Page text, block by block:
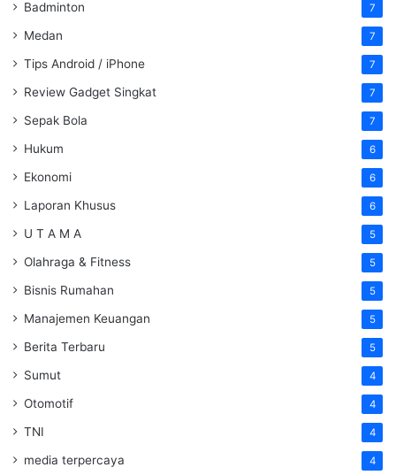
Badminton 7
Medan 7
Tips Android / iPhone 7
Review Gadget Singkat 7
Sepak Bola 7
Hukum 6
Ekonomi 6
Laporan Khusus 6
U T A M A 5
Olahraga & Fitness 5
Bisnis Rumahan 5
Manajemen Keuangan 5
Berita Terbaru 5
Sumut 4
Otomotif 4
TNI 4
media terpercaya 4